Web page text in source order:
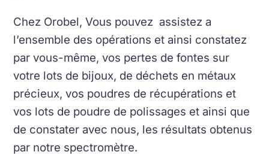
Chez Orobel, Vous pouvez assistez a
l’ensemble des opérations et ainsi constatez
par vous-même, vos pertes de fontes sur
votre lots de bijoux, de déchets en métaux
précieux, vos poudres de récupérations et
vos lots de poudre de polissages et ainsi que
de constater avec nous, les résultats obtenus
par notre spectromètre.